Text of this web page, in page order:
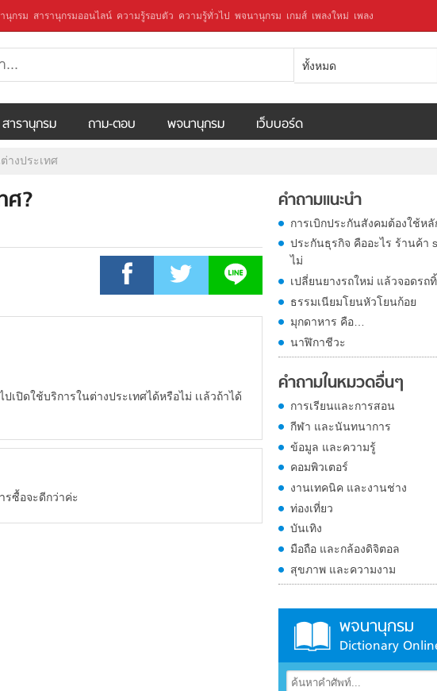
นุกรม สารานุกรมออนไลน์ ความรู้รอบตัว ความรู้ทั่วไป พจนานุกรม เกมส์ เพลงใหม่ เพลง
ทั้งหมด
สารานุกรม ถาม-ตอบ พจนานุกรม เว็บบอร์ด
างประเทศ
ศ?
ปเปิดใช้บริการในต่างประเทศได้หรือไม่ เเล้วถ้าได้
รซื้อจะดีกว่าค่ะ
คำถามแนะนำ
การเบิกประกันสังคมต้องใช้หลั
ประกันธุรกิจ คืออะไร ร้านค้า
ไม่
เปลี่ยนยางรถใหม่ แล้วจอดรถ
ธรรมเนียมโยนหัวโยนก้อย
มุกดาหาร คือ…
นาฬิกาชีวะ
คำถามในหมวดอื่นๆ
การเรียนและการสอน
กีฬา และนันทนาการ
ข้อมูล และความรู้
คอมพิวเตอร์
งานเทคนิค และงานช่าง
ท่องเที่ยว
บันเทิง
มือถือ และกล้องดิจิตอล
สุขภาพ และความงาม
พจนานุกรม
Dictionary